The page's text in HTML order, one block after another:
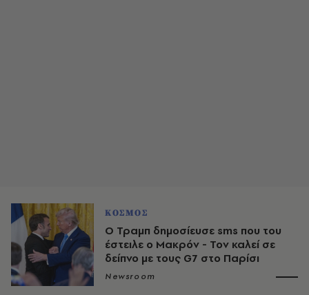
ΚΟΣΜΟΣ
Ο Τραμπ δημοσίευσε sms που του
έστειλε ο Μακρόν - Τον καλεί σε
δείπνο με τους G7 στο Παρίσι
Newsroom